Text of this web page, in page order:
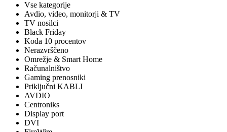
Vse kategorije
Avdio, video, monitorji & TV
TV nosilci
Black Friday
Koda 10 procentov
Nerazvrščeno
Omrežje & Smart Home
Računalništvo
Gaming prenosniki
Priključni KABLI
AVDIO
Centroniks
Display port
DVI